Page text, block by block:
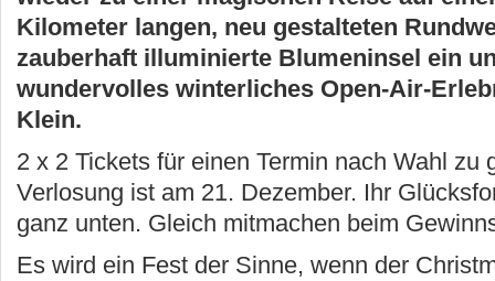
Kilometer langen, neu gestalteten
zauberhaft illuminierte Blumeninsel ein
wundervolles winterliches Open-Air-
Klein.
2 x 2 Tickets für einen Termin nach Wahl zu
Verlosung ist am 21. Dezember. Ihr
ganz unten. Gleich mitmachen beim
Es wird ein Fest der Sinne, wenn der